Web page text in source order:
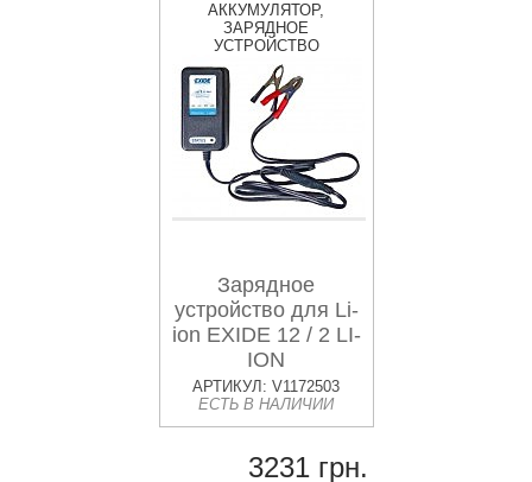
АККУМУЛЯТОР,
ЗАРЯДНОЕ
УСТРОЙСТВО
Зарядное
устройство для Li-
ion EXIDE 12 / 2 LI-
ION
АРТИКУЛ: V1172503
ЕСТЬ В НАЛИЧИИ
3231 грн.